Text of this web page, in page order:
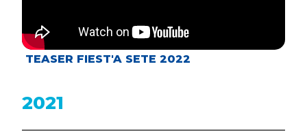
TEASER FIEST'A SETE 2022
2021